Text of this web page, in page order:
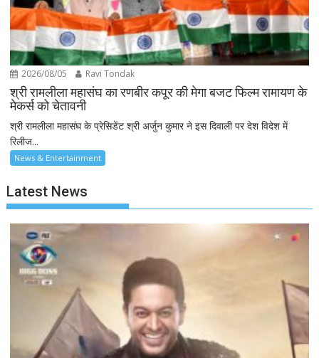
2026/08/05 Ravi Tondak
श्री रामलीला महासंघ का रणबीर कपूर की मेगा बजट फिल्म रामायण के
मेकर्स को चेतावनी
श्री रामलीला महासंघ के प्रेसिडेंट श्री अर्जुन कुमार ने इस दिवाली पर देश विदेश में
रिलीज...
News & Entertainment
Latest News